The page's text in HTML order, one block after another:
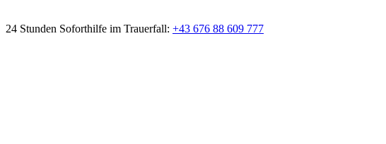
24 Stunden Soforthilfe im Trauerfall: +43 676 88 609 777